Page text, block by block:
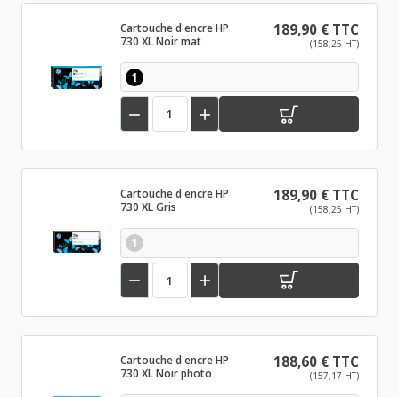
Cartouche d'encre HP
730 XL Noir mat
189,90 € TTC
(158,25 HT)
1
 
Cartouche d'encre HP
730 XL Gris
189,90 € TTC
(158,25 HT)
1
 
Cartouche d'encre HP
730 XL Noir photo
188,60 € TTC
(157,17 HT)